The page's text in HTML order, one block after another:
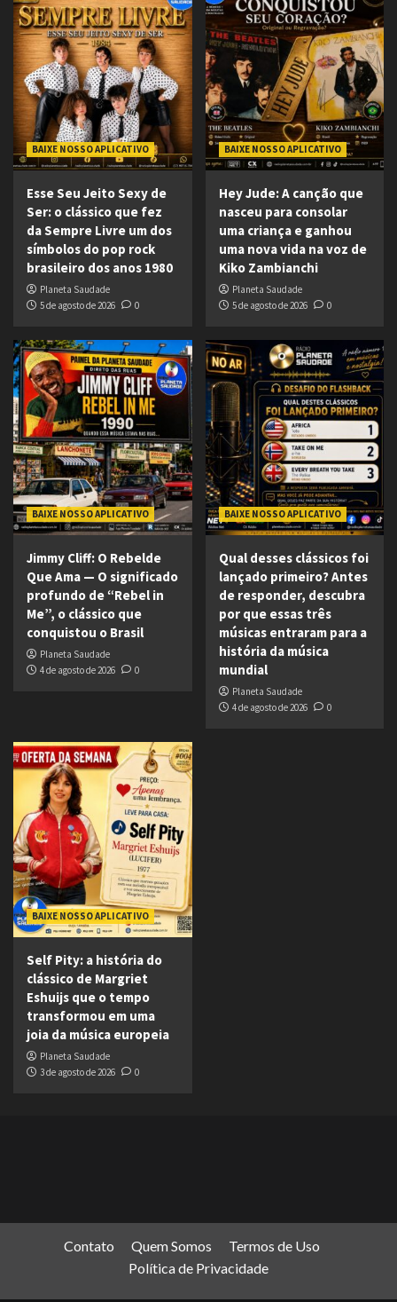
BAIXE NOSSO APLICATIVO
Esse Seu Jeito Sexy de
Ser: o clássico que fez
da Sempre Livre um dos
símbolos do pop rock
brasileiro dos anos 1980
Planeta Saudade
5 de agosto de 2026
0
BAIXE NOSSO APLICATIVO
Hey Jude: A canção que
nasceu para consolar
uma criança e ganhou
uma nova vida na voz de
Kiko Zambianchi
Planeta Saudade
5 de agosto de 2026
0
BAIXE NOSSO APLICATIVO
Jimmy Cliff: O Rebelde
Que Ama — O significado
profundo de “Rebel in
Me”, o clássico que
conquistou o Brasil
Planeta Saudade
4 de agosto de 2026
0
BAIXE NOSSO APLICATIVO
Qual desses clássicos foi
lançado primeiro? Antes
de responder, descubra
por que essas três
músicas entraram para a
história da música
mundial
Planeta Saudade
4 de agosto de 2026
0
BAIXE NOSSO APLICATIVO
Self Pity: a história do
clássico de Margriet
Eshuijs que o tempo
transformou em uma
joia da música europeia
Planeta Saudade
3 de agosto de 2026
0
Contato Quem Somos
Termos de Uso
Política de Privacidade